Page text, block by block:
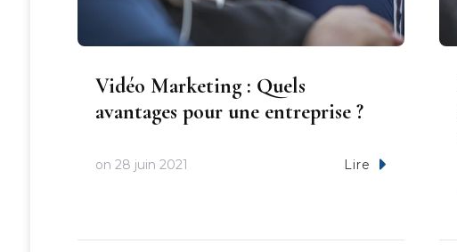
Vidéo Marketing : Quels
avantages pour une entreprise ?
on 28 juin 2021 Lire